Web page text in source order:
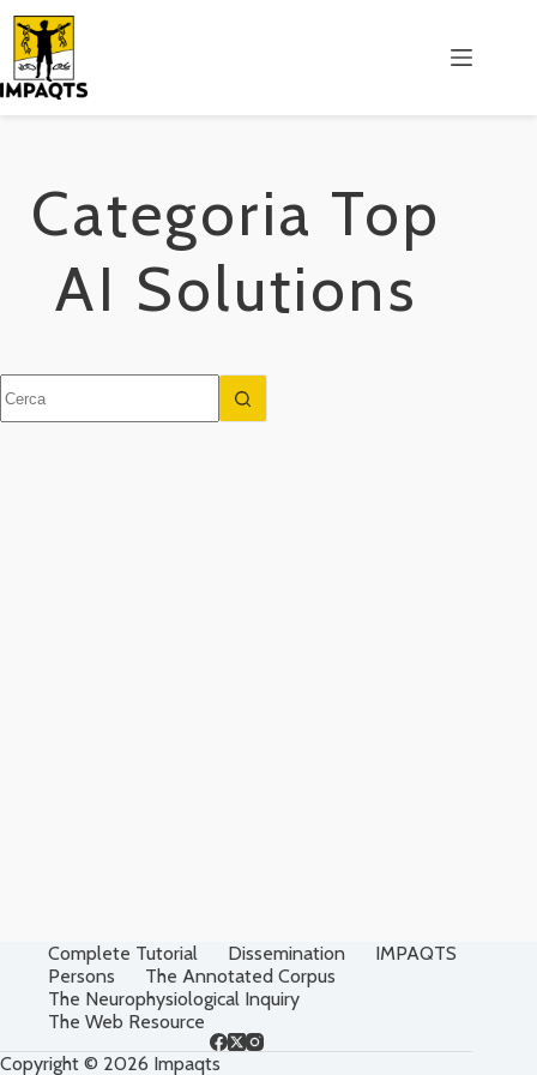
Salta
contenuto
Categoria Top
AI Solutions
risultato
Complete Tutorial Dissemination
IMPAQTS
Persons
The Annotated Corpus
The Neurophysiological Inquiry
The Web Resource
Copyright © 2026 Impaqts